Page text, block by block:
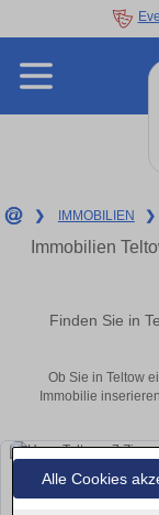
Alle Cookies
❯ IMMOBILIEN ❯
Immobilien
Finden Sie in
Ob Sie in Teltow
Immobilie